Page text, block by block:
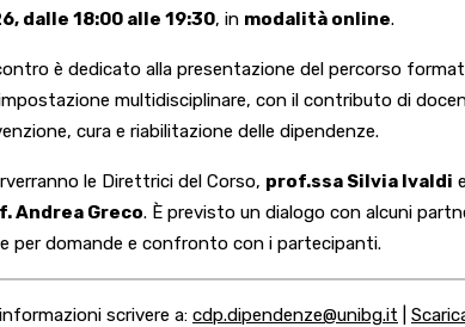
dalle 18:00 alle 19:30, in modalità online.
è dedicato alla presentazione del percorso
multidisciplinare, con il contributo di
cura e riabilitazione delle dipendenze.
le Direttrici del Corso, prof.ssa Silvia Ivaldi e
Andrea Greco. È previsto un dialogo con alcuni
per domande e confronto con i partecipanti.
scrivere a: cdp.dipendenze@unibg.it